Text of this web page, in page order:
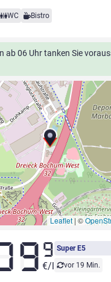
WC Bistro
ab 06 Uhr tanken Sie
Leaflet | ©
Super E5
vor 19 Min.
9
€/l